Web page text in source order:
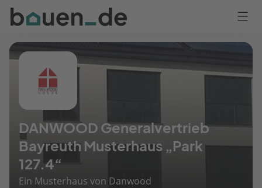
Bauen
Logo
Anmelden
DANWOOD Generalvertrieb
Bayreuth Musterhaus „Park
127.4“
Ein Musterhaus von Danwood